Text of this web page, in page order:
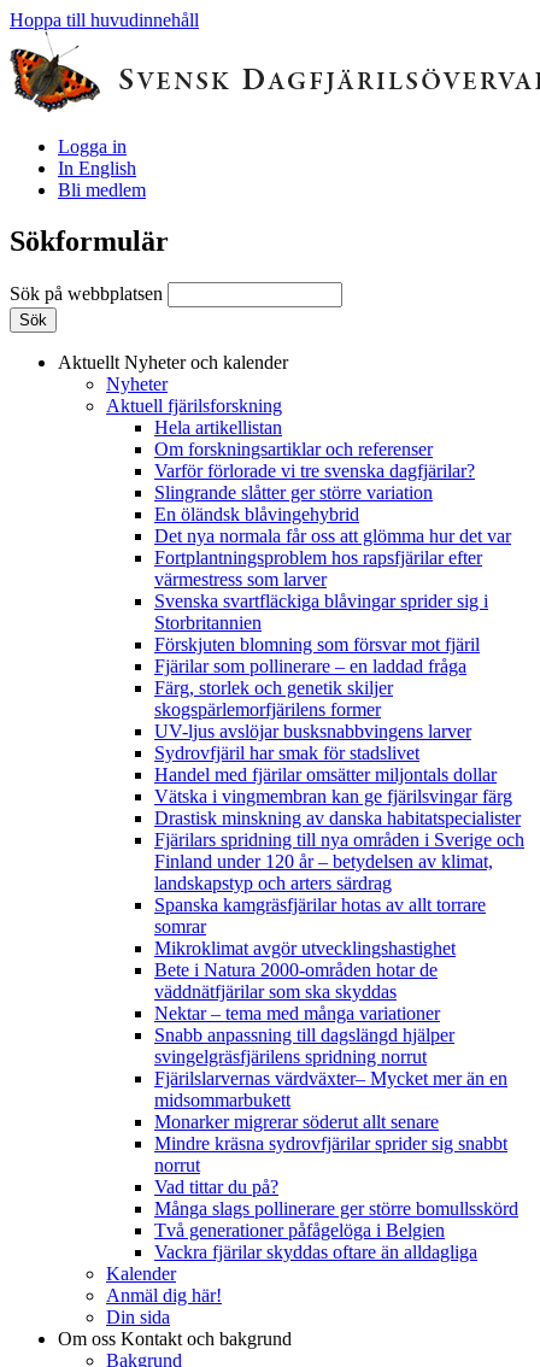
Hoppa till huvudinnehåll
Logga in
In English
Bli medlem
Sökformulär
Sök på webbplatsen
Aktuellt Nyheter och kalender
Nyheter
Aktuell fjärilsforskning
Hela artikellistan
Om forskningsartiklar och referenser
Varför förlorade vi tre svenska dagfjärilar?
Slingrande slåtter ger större variation
En öländsk blåvingehybrid
Det nya normala får oss att glömma hur det var
Fortplantningsproblem hos rapsfjärilar efter
värmestress som larver
Svenska svartfläckiga blåvingar sprider sig i
Storbritannien
Förskjuten blomning som försvar mot fjäril
Fjärilar som pollinerare – en laddad fråga
Färg, storlek och genetik skiljer
skogspärlemorfjärilens former
UV-ljus avslöjar busksnabbvingens larver
Sydrovfjäril har smak för stadslivet
Handel med fjärilar omsätter miljontals dollar
Vätska i vingmembran kan ge fjärilsvingar färg
Drastisk minskning av danska habitatspecialister
Fjärilars spridning till nya områden i Sverige och
Finland under 120 år– betydelsen av klimat,
landskapstyp och arters särdrag
Spanska kamgräsfjärilar hotas av allt torrare
somrar
Mikroklimat avgör utvecklingshastighet
Bete i Natura 2000-områden hotar de
väddnätfjärilar som ska skyddas
Nektar – tema med många variationer
Snabb anpassning till dagslängd hjälper
svingelgräsfjärilens spridning norrut
Fjärilslarvernas värdväxter– Mycket mer än en
midsommarbukett
Monarker migrerar söderut allt senare
Mindre kräsna sydrovfjärilar sprider sig snabbt
norrut
Vad tittar du på?
Många slags pollinerare ger större bomullsskörd
Två generationer påfågelöga i Belgien
Vackra fjärilar skyddas oftare än alldagliga
Kalender
Anmäl dig här!
Din sida
Om oss Kontakt och bakgrund
Bakgrund